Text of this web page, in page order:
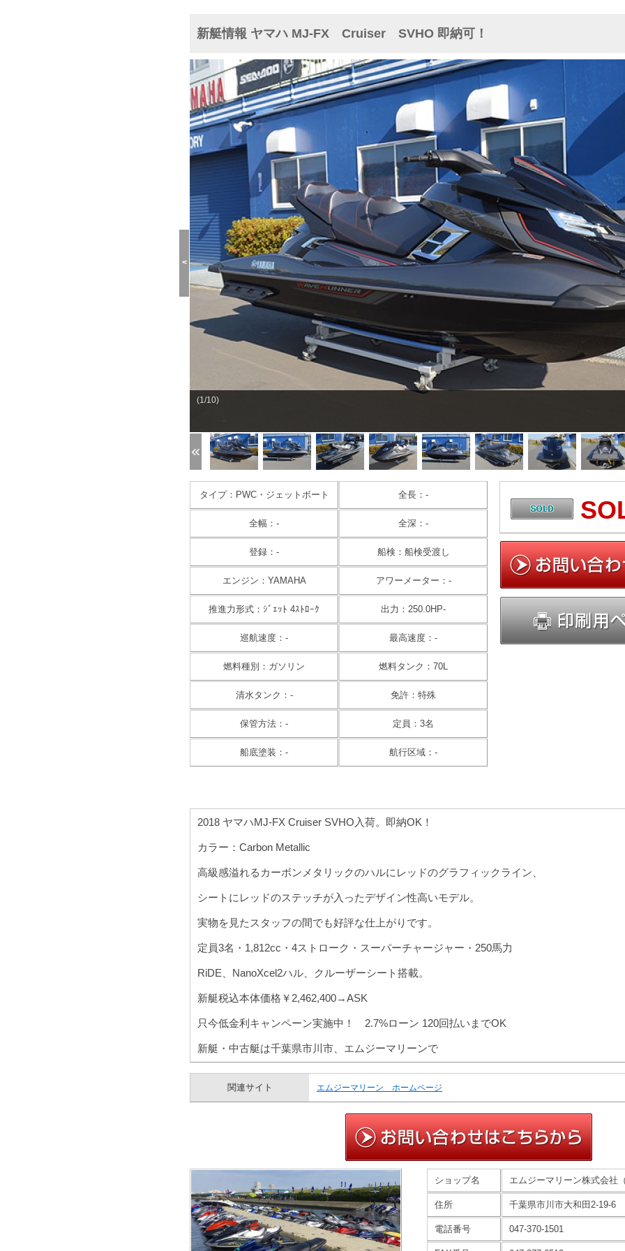
新艇情報 ヤマハ MJ-FX Cruiser SVHO 即納可！
<
(1/10)
タイプ：PWC・ジェットボート 全長：-
全幅：- 全深：-
登録：- 船検：船検受渡し
エンジン：YAMAHA アワーメーター：-
推進力形式：ｼﾞｪｯﾄ 4ｽﾄﾛｰｸ 出力：250.0HP-
巡航速度：- 最高速度：-
燃料種別：ガソリン 燃料タンク：70L
清水タンク：- 免許：特殊
保管方法：- 定員：3名
船底塗装：- 航行区域：-
2018 ヤマハMJ-FX Cruiser SVHO入荷。即納OK！
カラー：Carbon Metallic
高級感溢れるカーボンメタリックのハルにレッドのグラフィックライン、
シートにレッドのステッチが入ったデザイン性高いモデル。
実物を見たスタッフの間でも好評な仕上がりです。
定員3名・1,812cc・4ストローク・スーパーチャージャー・250馬力
RiDE、NanoXcel2ハル、クルーザーシート搭載。
新艇税込本体価格￥2,462,400→ASK
只今低金利キャンペーン実施中！ 2.7%ローン 120回払いまでOK
新艇・中古艇は千葉県市川市、エムジーマリーンで
関連サイト エムジーマリーン ホームページ
ショップ名 エムジーマリーン株式会社
住所 千葉県市川市大和田2-19-6
電話番号 047-370-1501